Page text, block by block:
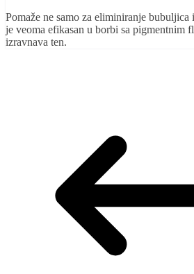
Pomaže ne samo za eliminiranje bubuljica
je veoma efikasan u borbi sa pigmentnim
izravnava ten.